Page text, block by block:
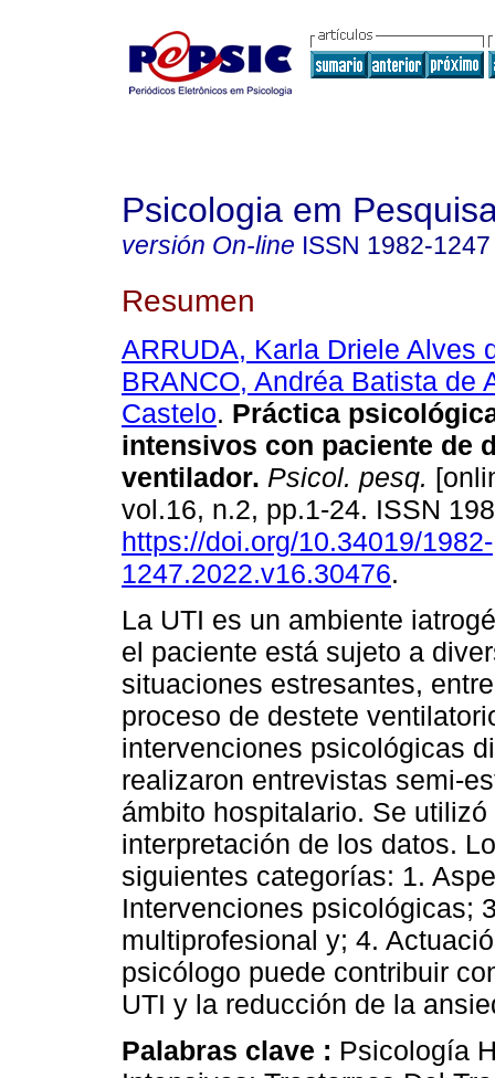
Psicologia em
versión On-line ISSN 1982-1247
Resumen
ARRUDA, Karla Driele Alves
BRANCO, Andréa Batista de
Castelo. Práctica
intensivos con paciente de
ventilador. Psicol. pesq.
vol.16, n.2, pp.1-24. ISSN
https://doi.org/10.34019/1982-
1247.2022.v16.30476.
La UTI es un ambiente
el paciente está sujeto a
situaciones estresantes,
proceso de destete
intervenciones psicológicas
realizaron entrevistas semi-
ámbito hospitalario. Se
interpretación de los datos.
siguientes categorías: 1.
Intervenciones psicológicas;
multiprofesional y; 4.
psicólogo puede contribuir
UTI y la reducción de la
Palabras clave : Psicología